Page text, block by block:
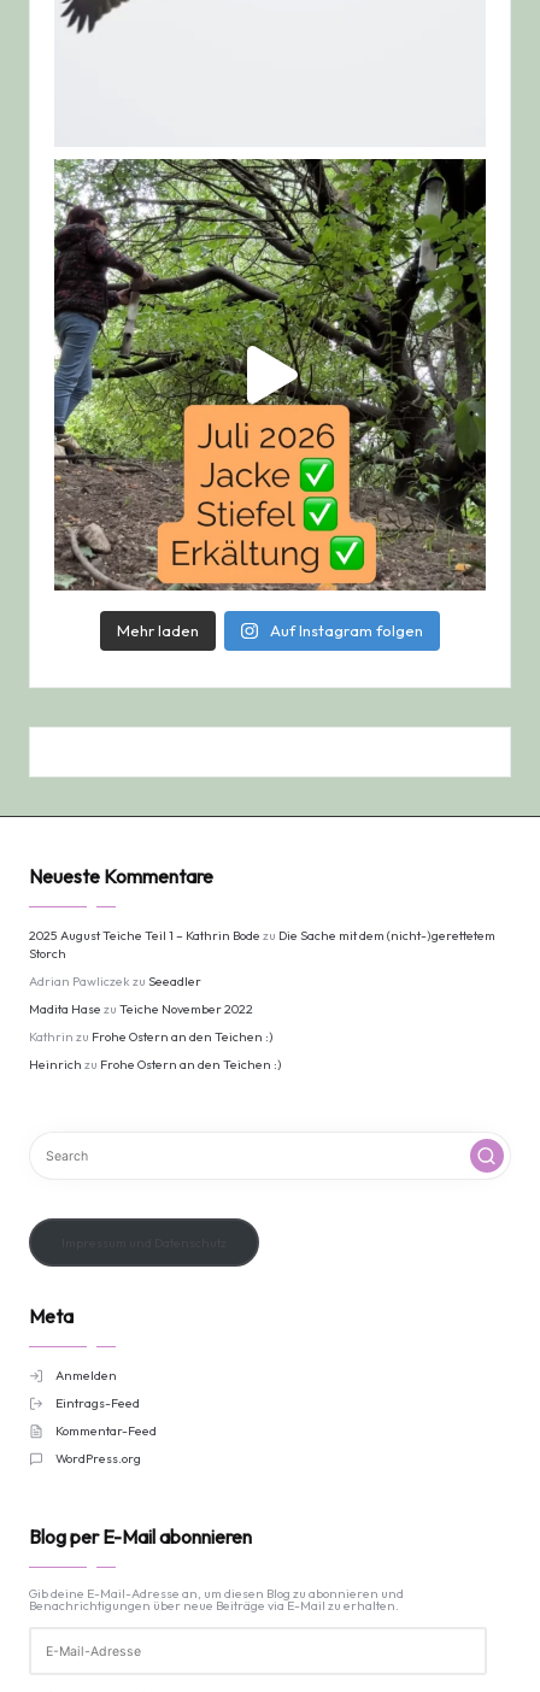
Mehr laden Auf Instagram folgen
Neueste Kommentare
2025 August Teiche Teil 1 – Kathrin Bode zu Die Sache mit dem (nicht-)gerettetem
Storch
Adrian Pawliczek zu Seeadler
Madita Hase zu Teiche November 2022
Kathrin zu Frohe Ostern an den Teichen :)
Heinrich zu Frohe Ostern an den Teichen :)
Meta
Anmelden
Eintrags-Feed
Kommentar-Feed
WordPress.org
Blog per E-Mail abonnieren
Gib deine E-Mail-Adresse an, um diesen Blog zu abonnieren und
Benachrichtigungen über neue Beiträge via E-Mail zu erhalten.
Mail-
Adresse